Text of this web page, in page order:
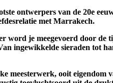
ontwerpers van de 20e
met Marrakech.
word je meegevoerd door de
ingewikkelde sieraden tot
meesterwerk, ooit eigendom